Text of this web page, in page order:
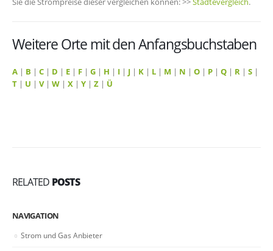
Weitere Orte mit den Anfangsbuchstaben
A | B | C | D | E | F | G | H | I | J | K | L | M | N | O | P | Q | R | S |
T | U | V| W | X | Y | Z | Ü
RELATED POSTS
NAVIGATION
Strom und Gas Anbieter